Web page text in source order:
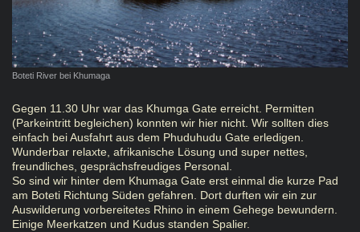
Boteti River bei Khumaga
Gegen 11.30 Uhr war das Khumga Gate erreicht. Permitten
(Parkeintritt begleichen) konnten wir hier nicht. Wir sollten dies
einfach bei Ausfahrt aus dem Phuduhudu Gate erledigen.
Wunderbar relaxte, afrikanische Lösung und super nettes,
freundliches, gesprächsfreudiges Personal.
So sind wir hinter dem Khumaga Gate erst einmal die kurze Pad
am Boteti Richtung Süden gefahren. Dort durften wir ein zur
Auswilderung vorbereitetes Rhino in einem Gehege bewundern.
Einige Meerkatzen und Kudus standen Spalier.